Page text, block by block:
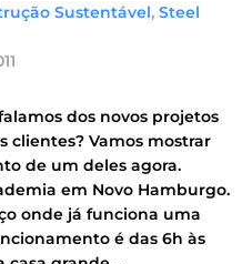
Sustentável, Steel
dos novos projetos
clientes? Vamos mostrar
de um deles agora.
em Novo Hamburgo.
onde já funciona uma
é das 6h às